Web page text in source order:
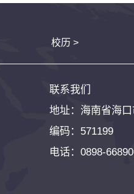
校历 >
联系我们
地址：海南省海
编码：571199
电话：0898-